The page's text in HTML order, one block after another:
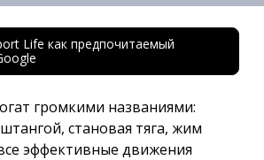
Life как предпочитаемый
громкими названиями:
становая тяга, жим
эффективные движения